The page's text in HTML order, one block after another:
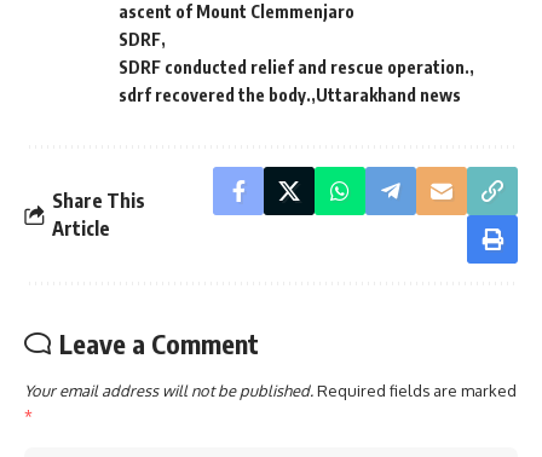
ascent of Mount Clemmenjaro
SDRF
SDRF conducted relief and rescue operation.
sdrf recovered the body. Uttarakhand news
Share This
Article
Leave a Comment
Your email address will not be published.Required fields are marked
*